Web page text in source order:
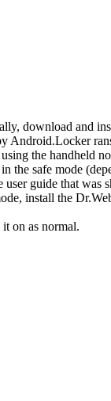
download and
Android.Locker
the handheld
the safe mode
guide that was
install the
on as normal.